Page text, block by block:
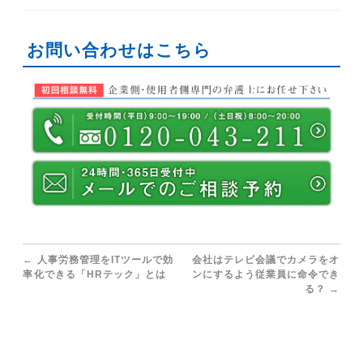
お問い合わせはこちら
←
人事労務管理をITツールで効
率化できる「HRテック」とは
会社はテレビ会議でカメラをオ
ンにするよう従業員に命令でき
る？
→